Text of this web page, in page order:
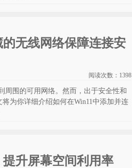
无线网络保障连接安
阅读次数： 1398
周围的可用网络。然而，出于安全性和
为你详细介绍如何在Win11中添加并连
升屏幕空间利用率